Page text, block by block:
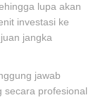
lupa akan
investasi ke
jangka
jawab
secara profesional